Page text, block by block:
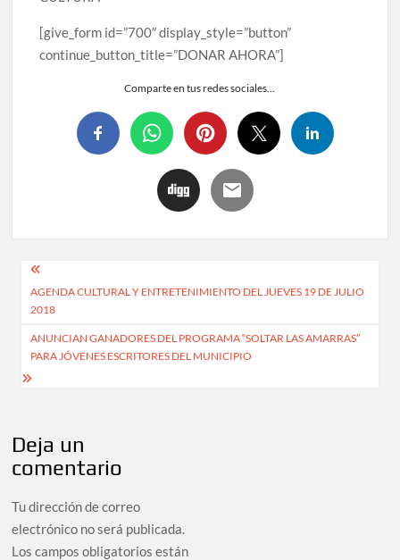
[give_form id=”700″ display_style=”button”
continue_button_title=”DONAR AHORA”]
Comparte en tus redes sociales...
AGENDA CULTURAL Y ENTRETENIMIENTO DEL JUEVES 19 DE JULIO
2018
ANUNCIAN GANADORES DEL PROGRAMA “SOLTAR LAS AMARRAS”
PARA JÓVENES ESCRITORES DEL MUNICIPIO
Deja un
comentario
Tu dirección de correo
electrónico no será publicada.
Los campos obligatorios están